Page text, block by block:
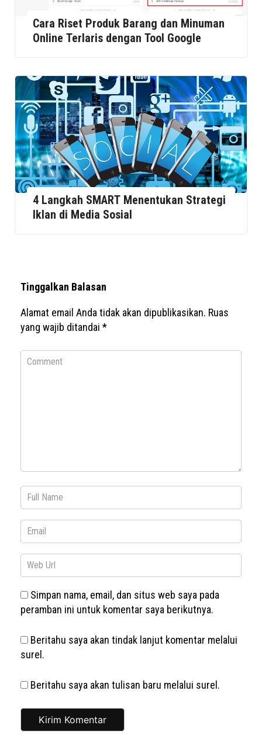
Cara Riset Produk Barang dan Minuman
Online Terlaris dengan Tool Google
4 Langkah SMART Menentukan Strategi
Iklan di Media Sosial
Tinggalkan Balasan
Alamat email Anda tidak akan dipublikasikan. Ruas
yang wajib ditandai *
Simpan nama, email, dan situs web saya pada
peramban ini untuk komentar saya berikutnya.
Beritahu saya akan tindak lanjut komentar melalui
surel.
Beritahu saya akan tulisan baru melalui surel.